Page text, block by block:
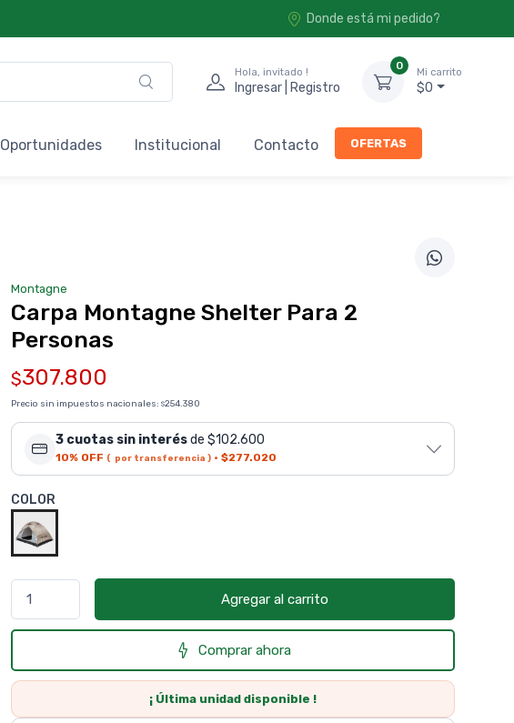
Donde está mi pedido?
Hola, invitado !
Ingresar | Registro
0
Mi carrito
$0
Oportunidades Institucional Contacto OFERTAS
Montagne
Carpa Montagne Shelter Para 2
Personas
$307.800
Precio sin impuestos nacionales: $254.380
3 cuotas sin interésde $102.600
10% OFF ( por transferencia )· $277.020
COLOR
Agregar al carrito
Comprar ahora
¡ Última unidaddisponible !